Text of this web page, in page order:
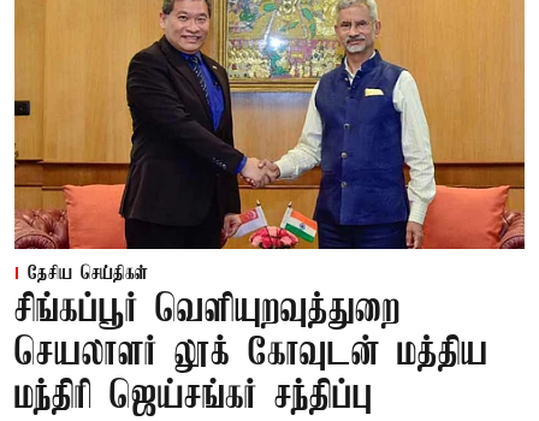
தேசிய செய்திகள்
சிங்கப்பூர் வெளியுறவுத்துறை
செயலாளர் லூக் கோவுடன் மத்திய
மந்திரி ஜெய்சங்கர் சந்திப்பு